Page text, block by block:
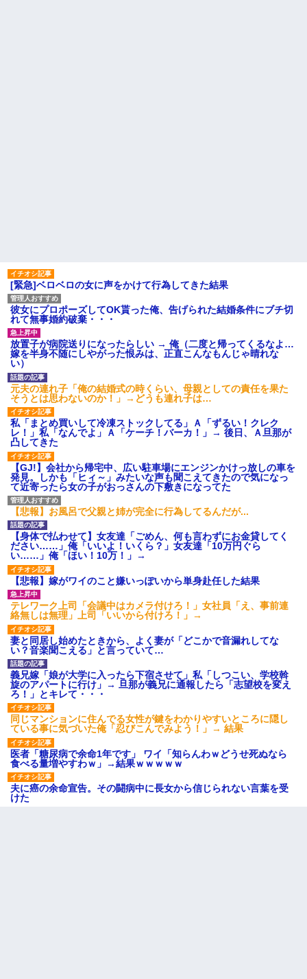
私「初めて飲む味だけどなん
のお茶？」彼「ちっ！」私「」
【GIF】JSのカンチョーワロ
タ
後続車にクラクションを鳴ら
され彼氏が逆切れ。「何クラク
ション鳴らしてんだ！降りてこ
いよ！」と怒鳴りだし...
【衝撃】報酬100万円超の治験
募集がこちらｗｗｗｗｗ(※画像
あり)
【ネット騒然】惨殺されたタ
ワマン頂き女子のこの動画、す
げえええええｗｗｗｗｗｗｗｗ
ｗｗｗ
【愕然】白のクラウン俺氏、
高速道路左車線を制限速度で走
った結果wwwwwwwwwwww
百年の恋12-899 食べた量を
張り合ってくる
【悲報】佐藤輝明・・・２軍
でも盛大にやらかす←あまり悲
しませないでくれ
[緊急]ベロベロの女に声をかけて行為してきた結果
彼女にプロポーズしてOK貰った俺、告げられた結婚条件にブチ切
れて無事婚約破棄・・・
放置子が病院送りになったらしい → 俺（二度と帰ってくるなよ…
嫁を半身不随にしやがった恨みは、正直こんなもんじゃ晴れな
い）
元夫の連れ子「俺の結婚式の時くらい、母親としての責任を果た
そうとは思わないのか！」→どうも連れ子は…
私「まとめ買いして冷凍ストックしてる」Ａ「ずるい！クレク
レ！」私「なんでよ」Ａ「ケーチ！バーカ！」→ 後日、Ａ旦那が
凸してきた
【GJ!】会社から帰宅中、広い駐車場にエンジンかけっ放しの車を
発見。しかも「ヒィ～」みたいな声も聞こえてきたので気になっ
て近寄ったら女の子がおっさんの下敷きになってた
【悲報】お風呂で父親と姉が完全に行為してるんだが...
【身体で払わせて】女友達「ごめん、何も言わずにお金貸してく
ださい……」俺「いいよ！いくら？」女友達「10万円ぐら
い……」俺「ほい！10万！」→
【悲報】嫁がワイのこと嫌いっぽいから単身赴任した結果
テレワーク上司「会議中はカメラ付けろ！」女社員「え、事前連
絡無しは無理」上司「いいから付けろ！」→
妻と同居し始めたときから、よく妻が「どこかで音漏れしてな
い？音楽聞こえる」と言っていて…
義兄嫁「娘が大学に入ったら下宿させて」私「しつこい、学校斡
旋のアパートに行け」→ 旦那が義兄に通報したら「志望校を変え
ろ！」とキレて・・・
同じマンションに住んでる女性が鍵をわかりやすいところに隠し
ている事に気づいた俺「忍びこんでみよう！」→ 結果
医者「糖尿病で余命1年です」 ワイ「知らんわｗどうせ死ぬなら
食べる量増やすわｗ」→結果ｗｗｗｗｗ
夫に癌の余命宣告。その闘病中に長女から信じられない言葉を受
けた